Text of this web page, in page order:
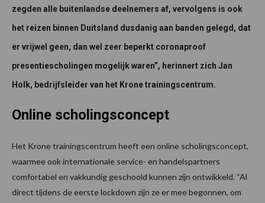
zegden alle buitenlandse deelnemers af, vervolgens is ook
het reizen binnen Duitsland dusdanig aan banden gelegd, dat
er vrijwel geen, dan wel zeer beperkt coronaproof
presentiescholingen mogelijk waren”, herinnert zich Jan
Holk, bedrijfsleider van het Krone trainingscentrum.
Online scholingsconcept
Het Krone trainingscentrum heeft een online scholingsconcept,
waarmee ook internationale service- en handelspartners
comfortabel en vakkundig geschoold kunnen zijn ontwikkeld. “Al
direct tijdens de eerste lockdown zijn ze er mee begonnen, om